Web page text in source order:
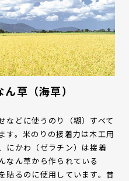
草（海草）
などに使うのり（糊）すべて
す。米のりの接着力は木工用
にかわ（ゼラチン）は接着
なん草から作られている
貼るのに使用しています。昔